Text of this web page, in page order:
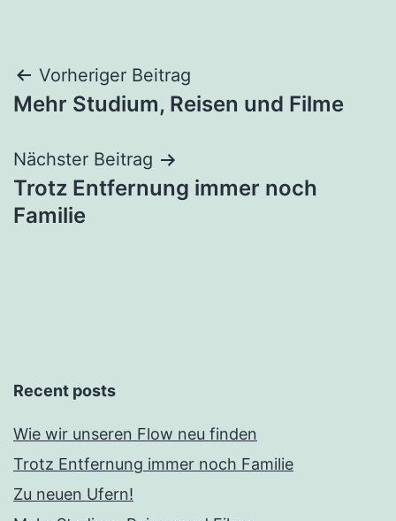
Beitragsnavigation
Vorheriger Beitrag
Mehr Studium, Reisen und Filme
Nächster Beitrag
Trotz Entfernung immer noch
Familie
Recent posts
Wie wir unseren Flow neu finden
Trotz Entfernung immer noch Familie
Zu neuen Ufern!